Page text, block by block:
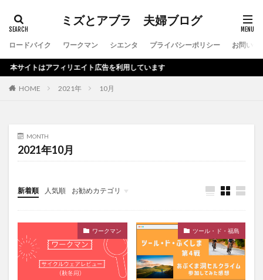
ミズとアブラ 夫婦ブログ
ロードバイク ワークマン シエンタ プライバシーポリシー お問い合
サイトはアフィリエイト広告を利用しています
HOME 2021年 10月
MONTH
2021年10月
新着順 人気順 お勧めカテゴリ
ワークマン ツール・ド・福島